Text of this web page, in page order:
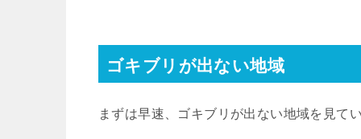
ゴキブリが出ない地域
まずは早速、ゴキブリが出ない地域を見て